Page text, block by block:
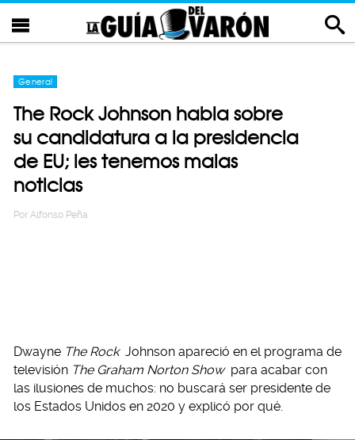
General
The Rock Johnson habla sobre
su candidatura a la presidencia
de EU; les tenemos malas
noticias
Por Alfonso Peña
Dwayne The Rock Johnson apareció en el programa de
televisión The Graham Norton Show para acabar con
las ilusiones de muchos: no buscará ser presidente de
los Estados Unidos en 2020 y explicó por qué.